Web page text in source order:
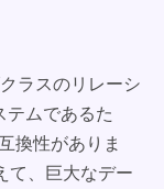
ラスのリレーシ
テムであるた
換性がありま
て、巨大なデー